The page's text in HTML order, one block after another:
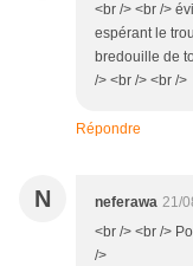
<br /> <br />
espérant le
bredouille de
/> <br /> <br />
Répondre
N neferawa 21/
<br /> <br />
/>